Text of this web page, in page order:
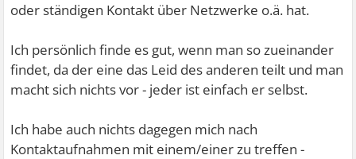
oder ständigen Kontakt über Netzwerke o.ä. hat.
Ich persönlich finde es gut, wenn man so zueinander
findet, da der eine das Leid des anderen teilt und man
macht sich nichts vor - jeder ist einfach er selbst.
Ich habe auch nichts dagegen mich nach
Kontaktaufnahmen mit einem/einer zu treffen -